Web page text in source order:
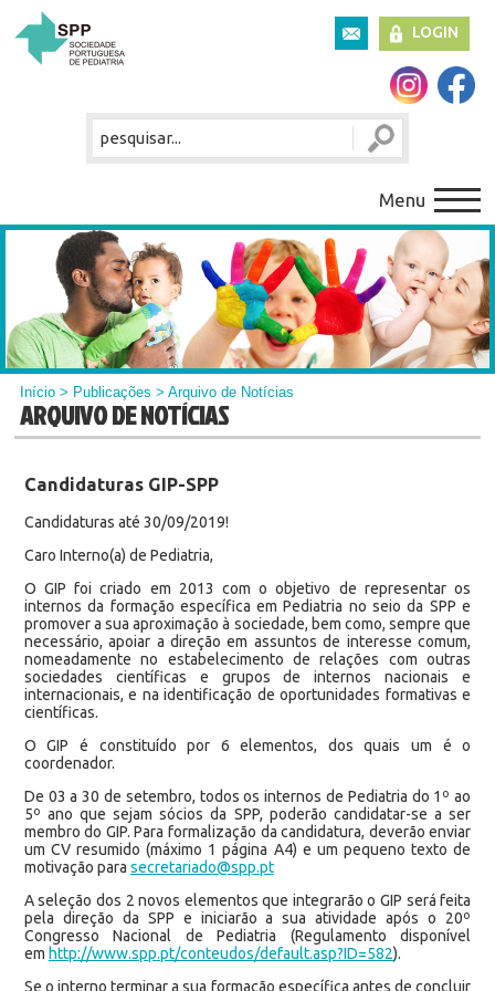
LOGIN
Menu
Início > Publicações > Arquivo de Notícias
ARQUIVO DE NOTÍCIAS
Candidaturas GIP-SPP
Candidaturas até 30/09/2019!
Caro Interno(a) de Pediatria,
O GIP foi criado em 2013 com o objetivo de representar os
internos da formação específica em Pediatria no seio da SPP e
promover a sua aproximação à sociedade, bem como, sempre que
necessário, apoiar a direção em assuntos de interesse comum,
nomeadamente no estabelecimento de relações com outras
sociedades científicas e grupos de internos nacionais e
internacionais, e na identificação de oportunidades formativas e
científicas.
O GIP é constituído por 6 elementos, dos quais um é o
coordenador.
De 03 a 30 de setembro, todos os internos de Pediatria do 1º ao
5º ano que sejam sócios da SPP, poderão candidatar-se a ser
membro do GIP. Para formalização da candidatura, deverão enviar
um CV resumido (máximo 1 página A4) e um pequeno texto de
motivação para secretariado@spp.pt
A seleção dos 2 novos elementos que integrarão o GIP será feita
pela direção da SPP e iniciarão a sua atividade após o 20º
Congresso Nacional de Pediatria (Regulamento disponível
em http://www.spp.pt/conteudos/default.asp?ID=582).
Se o interno terminar a sua formação específica antes de concluir